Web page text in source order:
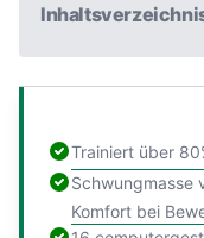
Trainiert über
Schwungmasse
Komfort bei